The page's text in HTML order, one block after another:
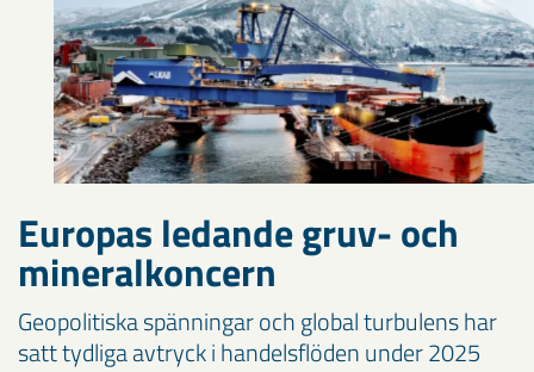
Europas ledande gruv- och
mineralkoncern
Geopolitiska spänningar och global turbulens har
satt tydliga avtryck i handelsflöden under 2025